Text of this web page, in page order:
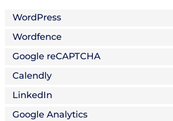
WordPress
Wordfence
Google reCAPTCHA
Calendly
LinkedIn
Google Analytics